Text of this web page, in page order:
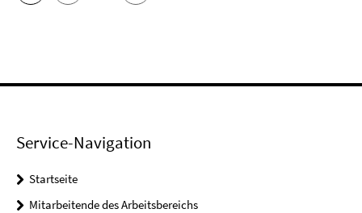
Service-Navigation
Startseite
Mitarbeitende des Arbeitsbereichs